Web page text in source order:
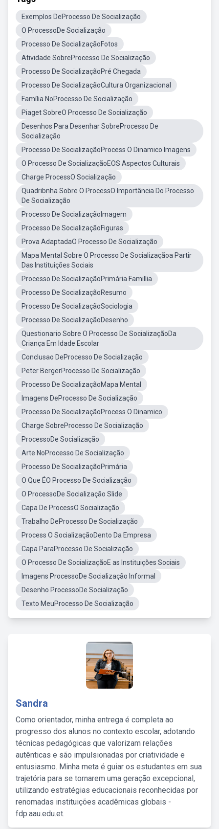
Exemplos DeProcesso De Socialização
O ProcessoDe Socialização
Processo De SocializaçãoFotos
Atividade SobreProcesso De Socialização
Processo De SocializaçãoPré Chegada
Processo De SocializaçãoCultura Organizacional
Família NoProcesso De Socialização
Piaget SobreO Processo De Socialização
Desenhos Para Desenhar SobreProcesso De
Socialização
Processo De SocializaçãoProcess O Dinamico Imagens
O Processo De SocializaçãoEOS Aspectos Culturais
Charge ProcessO Socialização
Quadribnha Sobre O ProcessO Importância Do Processo
De Socialização
Processo De SocializaçãoImagem
Processo De SocializaçãoFiguras
Prova AdaptadaO Processo De Socialização
Mapa Mental Sobre O Processo De Socializaçãoa Partir
Das Instituições Sociais
Processo De SocializaçãoPrimária Famillia
Processo De SocializaçãoResumo
Processo De SocializaçãoSociologia
Processo De SocializaçãoDesenho
Questionario Sobre O Processo De SocializaçãoDa
Criança Em Idade Escolar
Conclusao DeProcesso De Socialização
Peter BergerProcesso De Socialização
Processo De SocializaçãoMapa Mental
Imagens DeProcesso De Socialização
Processo De SocializaçãoProcess O Dinamico
Charge SobreProcesso De Socialização
ProcessoDe Socialização
Arte NoProcesso De Socialização
Processo De SocializaçãoPrimária
O Que ÉO Processo De Socialização
O ProcessoDe Socialização Slide
Capa De ProcessO Socialização
Trabalho DeProcesso De Socialização
Process O SocializaçãoDento Da Empresa
Capa ParaProcesso De Socialização
O Processo De SocializaçãoE as Instituições Sociais
Imagens ProcessoDe Socialização Informal
Desenho ProcessoDe Socialização
Texto MeuProcesso De Socialização
Sandra
Como orientador, minha entrega é completa ao
progresso dos alunos no contexto escolar, adotando
técnicas pedagógicas que valorizam relações
autênticas e são impulsionadas por criatividade e
entusiasmo. Minha meta é guiar os estudantes em sua
trajetória para se tornarem uma geração excepcional,
utilizando estratégias educacionais reconhecidas por
renomadas instituições acadêmicas globais -
fdp.aau.edu.et.